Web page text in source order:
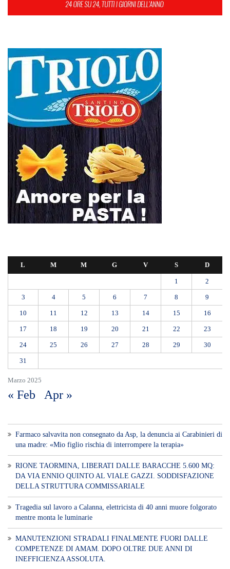
Marzo 2025
L M M G V S D
1 2
3 4 5 6 7 8 9
10 11 12 13 14 15 16
17 18 19 20 21 22 23
24 25 26 27 28 29 30
31
« Feb Apr »
Farmaco salvavita non consegnato da Asp, la denuncia ai Carabinieri di
una madre: «Mio figlio rischia di interrompere la terapia»
RIONE TAORMINA, LIBERATI DALLE BARACCHE 5.600 MQ:
DA VIA ENNIO QUINTO AL VIALE GAZZI. SODDISFAZIONE
DELLA STRUTTURA COMMISSARIALE
Tragedia sul lavoro a Calanna, elettricista di 40 anni muore folgorato
mentre monta le luminarie
MANUTENZIONI STRADALI FINALMENTE FUORI DALLE
COMPETENZE DI AMAM. DOPO OLTRE DUE ANNI DI
INEFFICIENZA ASSOLUTA.